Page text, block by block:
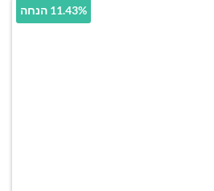
11.43% הנחה